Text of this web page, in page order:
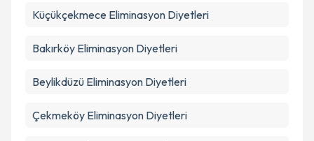
Küçükçekmece Eliminasyon Diyetleri
Bakırköy Eliminasyon Diyetleri
Beylikdüzü Eliminasyon Diyetleri
Çekmeköy Eliminasyon Diyetleri